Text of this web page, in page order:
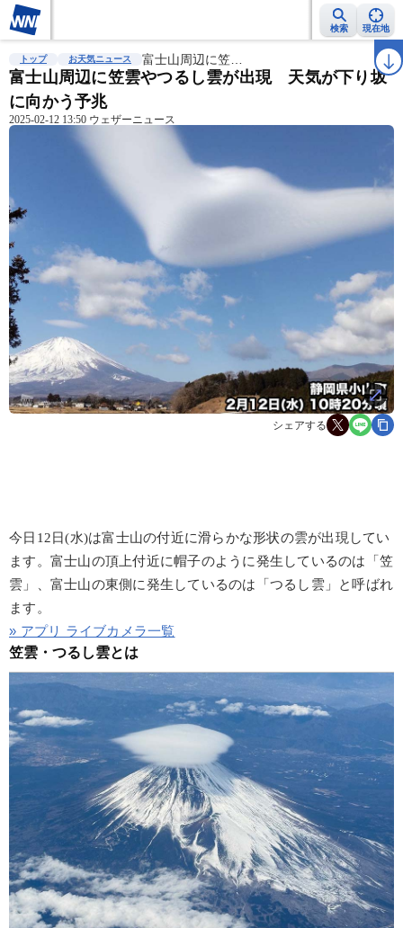
検索 現在地
雨雲レーダー 台風情報 地震情報 ラ
トップ お天気ニュース 富士山周辺に笠…
富士山周辺に笠雲やつるし雲が出現 天気が下り坂
に向かう予兆
2025-02-12 13:50 ウェザーニュース
シェアする
今日12日(水)は富士山の付近に滑らかな形状の雲が出現してい
ます。富士山の頂上付近に帽子のように発生しているのは「笠
雲」、富士山の東側に発生しているのは「つるし雲」と呼ばれ
ます。
» アプリ ライブカメラ一覧
笠雲・つるし雲とは